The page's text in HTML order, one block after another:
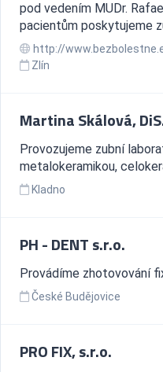
pod vedením MUDr.
pacientům poskytujeme
http://
Zlín
Martina Skálová,
Provozujeme zubní
metalokeramikou,
Kladno
PH - DENT s.r.o.
Provádíme zhotovování
České Budějovice
PRO FIX, s.r.o.